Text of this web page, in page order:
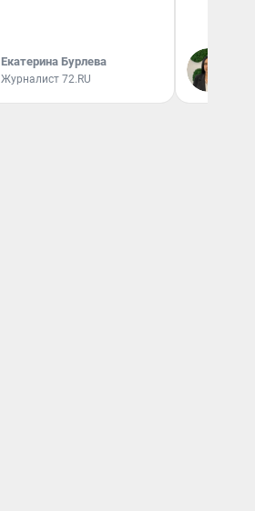
Екатерина Бурлева
Журналист 72.RU